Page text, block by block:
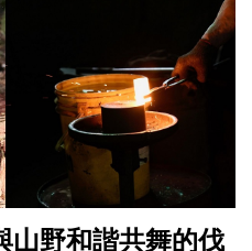
山野和諧共舞的伐